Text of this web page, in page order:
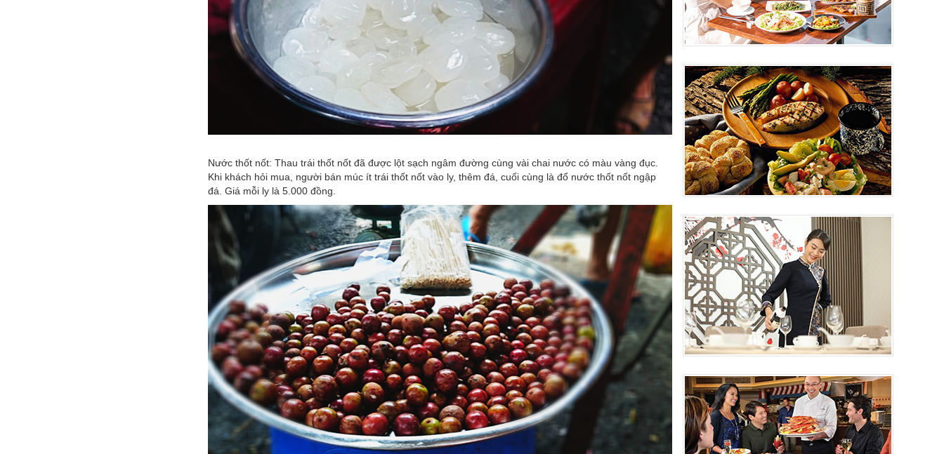
Nước thốt nốt: Thau trái thốt nốt đã được lột sạch ngâm đường cùng vài chai nước có màu vàng đục.
Khi khách hỏi mua, người bán múc ít trái thốt nốt vào ly, thêm đá, cuối cùng là đổ nước thốt nốt ngập
đá. Giá mỗi ly là 5.000 đồng.